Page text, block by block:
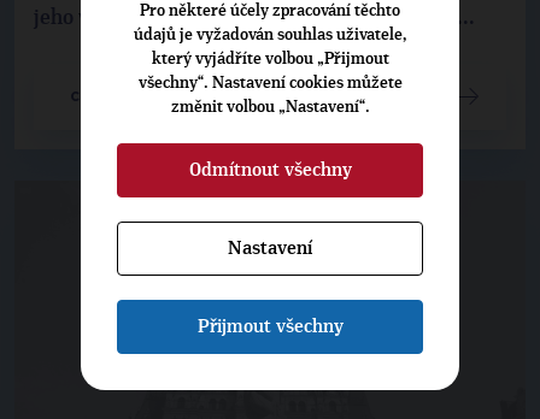
jeho výhodami a jak nás to posune kupředu a ...
CELÝ ČLÁNEK
Pro některé účely zpracování těchto
údajů je vyžadován souhlas uživatele,
který vyjádříte volbou „Přijmout
všechny“. Nastavení cookies můžete
změnit volbou „Nastavení“.
Odmítnout všechny
Nastavení
Přijmout všechny